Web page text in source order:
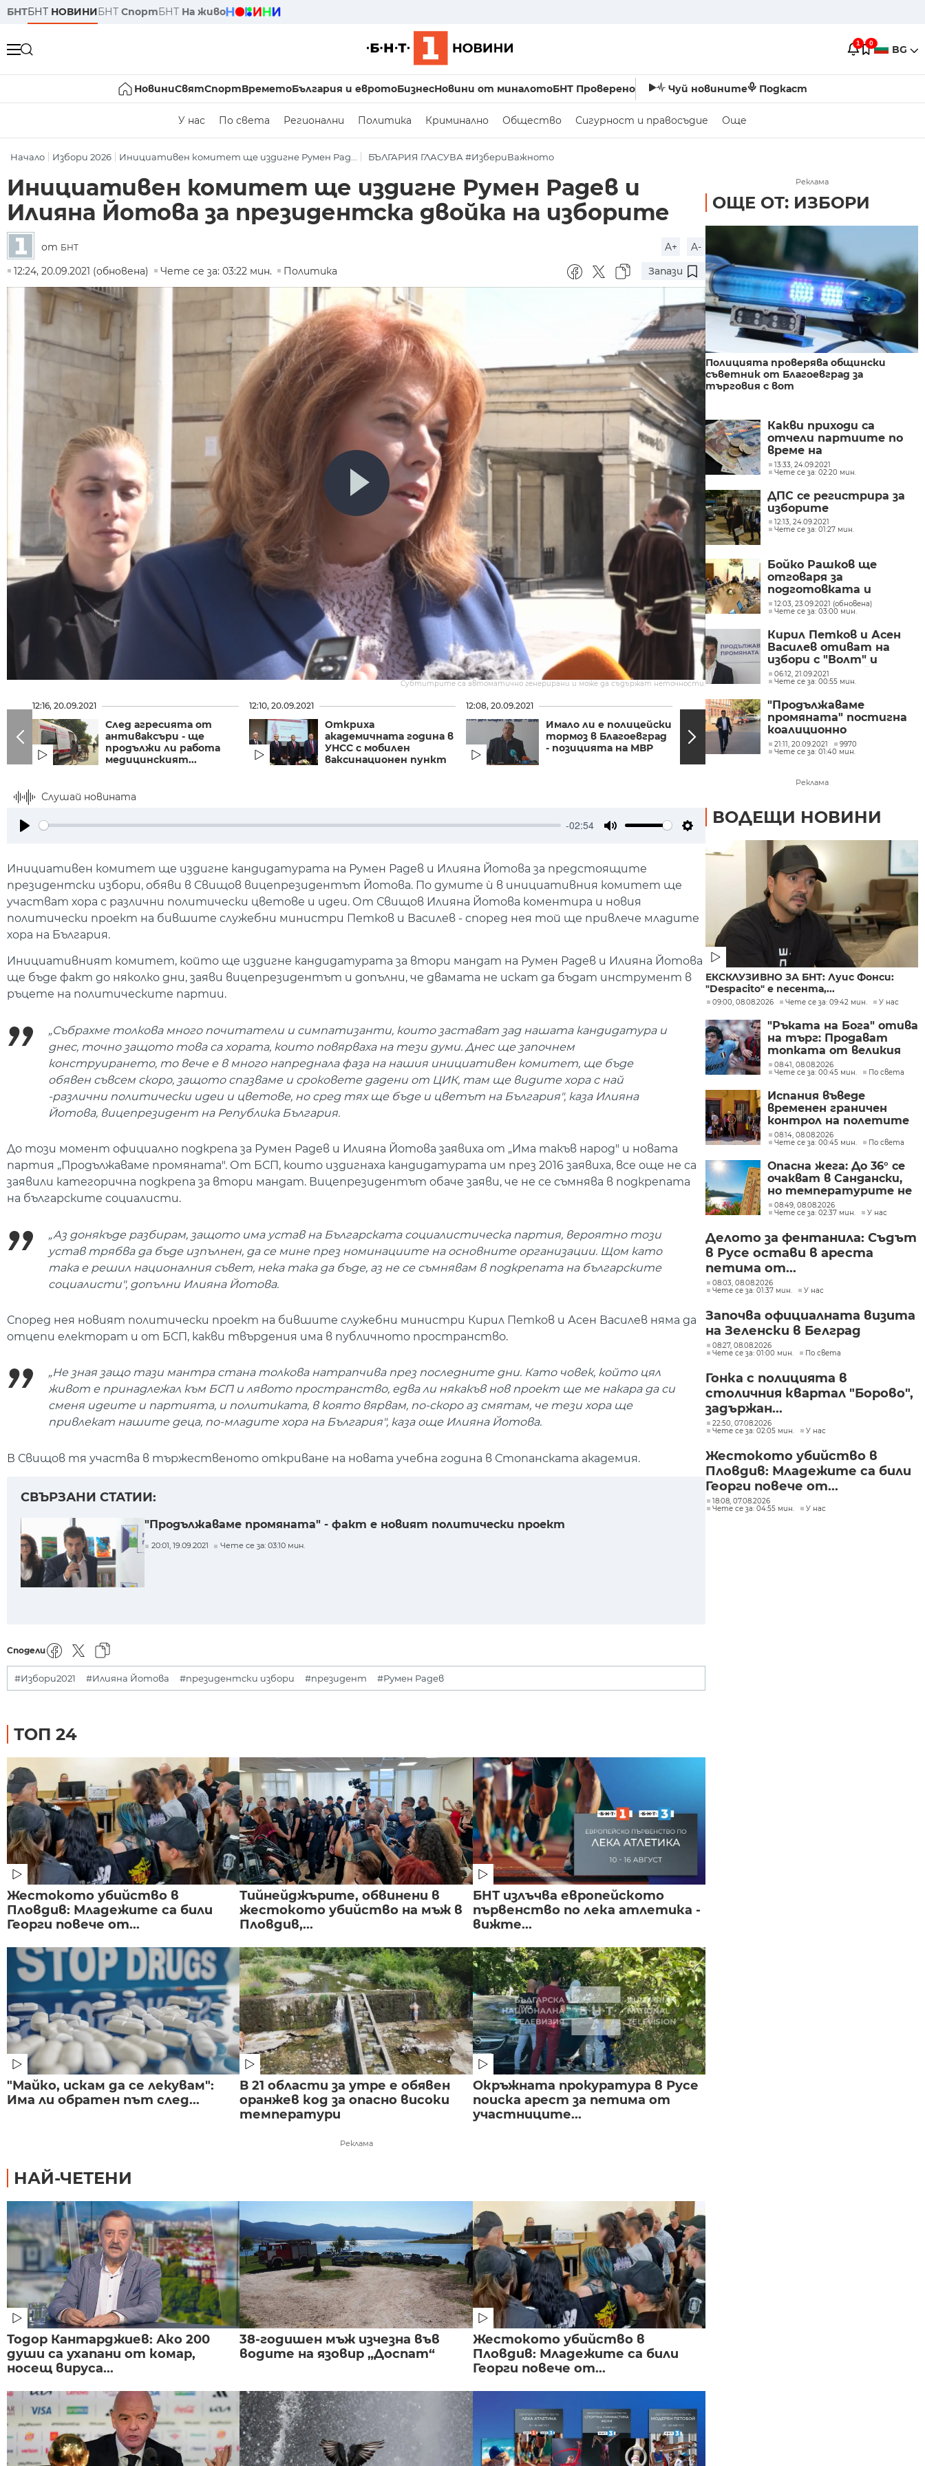
БНТБНТ НОВИНИБНТ СпортБНТ На живо
1 0 BG
НовиниСвятСпортВреметоБългария и евротоБизнесНовини от миналотоБНТ Проверено Чуй новините Подкаст
У нас По света Регионални Политика Криминално Общество Сигурност и правосъдие Още
Начало Избори 2026 Инициативен комитет ще издигне Румен Рад... БЪЛГАРИЯ ГЛАСУВА #ИзбериВажното
Инициативен комитет ще издигне Румен Радев и
Илияна Йотова за президентска двойка на изборите
от БНТ A+
A-
12:24, 20.09.2021 (обновена)
Чете се за: 03:22 мин. Политика Запази
Субтитрите са автоматично генерирани и може да съдържат неточности.
12:16, 20.09.2021
След агресията от
антиваксъри - ще
продължи ли работа
медицинският...
12:10, 20.09.2021
Откриха
академичната година в
УНСС с мобилен
ваксинационен пункт
12:08, 20.09.2021
Имало ли е полицейски
тормоз в Благоевград
- позицията на МВР
12:05, 20.09.2021
Все още не е ясна
причината за взрива
във варненския
апартамент
Слушай новината
-02:54
Инициативен комитет ще издигне кандидатурата на Румен Радев и Илияна Йотова за предстоящите
президентски избори, обяви в Свищов вицепрезидентът Йотова. По думите ѝ в инициативния комитет ще
участват хора с различни политически цветове и идеи. От Свищов Илияна Йотова коментира и новия
политически проект на бившите служебни министри Петков и Василев - според нея той ще привлече младите
хора на България.
Инициативният комитет, който ще издигне кандидатурата за втори мандат на Румен Радев и Илияна Йотова
ще бъде факт до няколко дни, заяви вицепрезидентът и допълни, че двамата не искат да бъдат инструмент в
ръцете на политическите партии.
„Събрахме толкова много почитатели и симпатизанти, които застават зад нашата кандидатура и
днес, точно защото това са хората, които повярваха на тези думи. Днес ще започнем
конструирането, то вече е в много напреднала фаза на нашия инициативен комитет, ще бъде
обявен съвсем скоро, защото спазваме и сроковете дадени от ЦИК, там ще видите хора с най
-различни политически идеи и цветове, но сред тях ще бъде и цветът на България", каза Илияна
Йотова, вицепрезидент на Република България.
До този момент официално подкрепа за Румен Радев и Илияна Йотова заявиха от „Има такъв народ" и новата
партия „Продължаваме промяната". От БСП, които издигнаха кандидатурата им през 2016 заявиха, все още не са
заявили категорична подкрепа за втори мандат. Вицепрезидентът обаче заяви, че не се съмнява в подкрепата
на българските социалисти.
„Аз донякъде разбирам, защото има устав на Българската социалистическа партия, вероятно този
устав трябва да бъде изпълнен, да се мине през номинациите на основните организации. Щом като
така е решил националния съвет, нека така да бъде, аз не се съмнявам в подкрепата на българските
социалисти", допълни Илияна Йотова.
Според нея новият политически проект на бившите служебни министри Кирил Петков и Асен Василев няма да
отцепи електорат и от БСП, какви твърдения има в публичното пространство.
„Не зная защо тази мантра стана толкова натрапчива през последните дни. Като човек, който цял
живот е принадлежал към БСП и лявото пространство, едва ли някакъв нов проект ще ме накара да си
сменя идеите и партията, и политиката, в която вярвам, по-скоро аз смятам, че тези хора ще
привлекат нашите деца, по-младите хора на България", каза още Илияна Йотова.
В Свищов тя участва в тържественото откриване на новата учебна година в Стопанската академия.
СВЪРЗАНИ СТАТИИ:
"Продължаваме промяната" - факт е новият политически проект
20:01, 19.09.2021 Чете се за: 03:10 мин.
Сподели
#Избори2021 #Илияна Йотова #президентски избори #президент #Румен Радев
ТОП 24
Жестокото убийство в
Пловдив: Младежите са били
Георги повече от...
Тийнейджърите, обвинени в
жестокото убийство на мъж в
Пловдив,...
БНТ излъчва европейското
първенство по лека атлетика -
вижте...
"Майко, искам да се лекувам":
Има ли обратен път след...
В 21 области за утре е обявен
оранжев код за опасно високи
температури
Окръжната прокуратура в Русе
поиска арест за петима от
участниците...
Реклама
НАЙ-ЧЕТЕНИ
Тодор Кантарджиев: Ако 200
души са ухапани от комар,
носещ вируса...
38-годишен мъж изчезна във
водите на язовир „Доспат“
Жестокото убийство в
Пловдив: Младежите са били
Георги повече от...
Реклама
ОЩЕ ОТ: ИЗБОРИ
Полицията проверява общински
съветник от Благоевград за
търговия с вот
Какви приходи са
отчели партиите по
време на
предизборната
кампания през юли?
13:33, 24.09.2021
Чете се за: 02:20 мин.
ДПС се регистрира за
изборите
12:13, 24.09.2021
Чете се за: 01:27 мин.
Бойко Рашков ще
отговаря за
подготовката и
провеждането на
изборите
12:03, 23.09.2021 (обновена)
Чете се за: 03:00 мин.
Кирил Петков и Асен
Василев отиват на
избори с "Волт" и
"Средна европейска
класа"
06:12, 21.09.2021
Чете се за: 00:55 мин.
"Продължаваме
промяната" постигна
коалиционно
споразумение с още
една партия
21:11, 20.09.2021
9970
Чете се за: 01:40 мин.
Реклама
ВОДЕЩИ НОВИНИ
ЕКСКЛУЗИВНО ЗА БНТ: Луис Фонси:
"Despacito" е песента,...
09:00, 08.08.2026 Чете се за: 09:42 мин. У нас
"Ръката на Бога" отива
на търг: Продават
топката от великия
гол на Марадона
08:41, 08.08.2026
Чете се за: 00:45 мин.
По света
Испания въведе
временен граничен
контрол на полетите
и корабите
пристигащи от
08:14, 08.08.2026
Чете се за: 00:45 мин.
По света
Опасна жега: До 36° се
очакват в Сандански,
но температурите не
са рекордни
08:49, 08.08.2026
Чете се за: 02:37 мин.
У нас
Делото за фентанила: Съдът
в Русе остави в ареста
петима от...
08:03, 08.08.2026
Чете се за: 01:37 мин.
У нас
Започва официалната визита
на Зеленски в Белград
08:27, 08.08.2026
Чете се за: 01:00 мин.
По света
Гонка с полицията в
столичния квартал "Борово",
задържан...
22:50, 07.08.2026
Чете се за: 02:05 мин.
У нас
Жестокото убийство в
Пловдив: Младежите са били
Георги повече от...
18:08, 07.08.2026
Чете се за: 04:55 мин.
У нас